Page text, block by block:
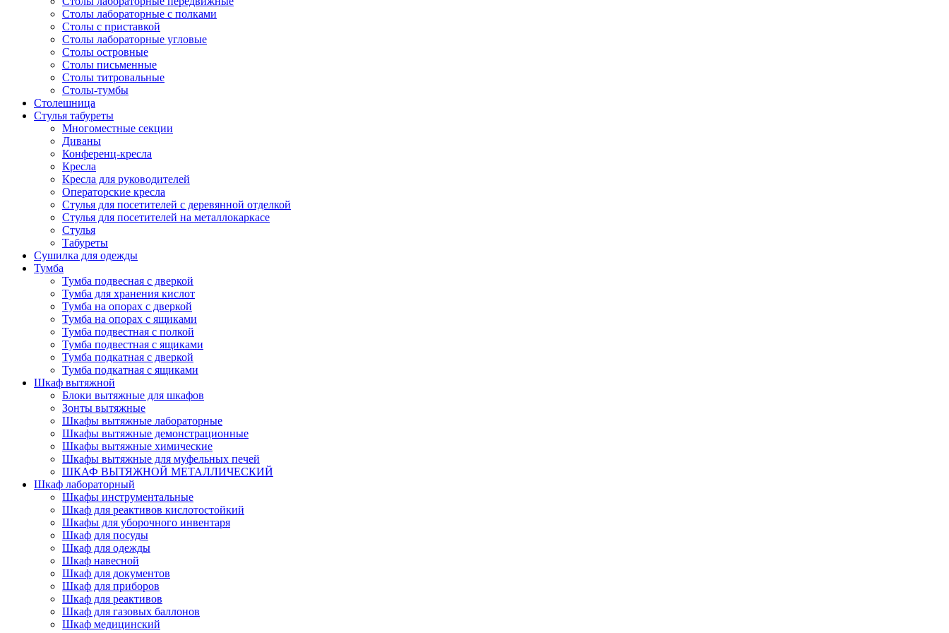
Столы лабораторные с полками
Столы с приставкой
Столы лабораторные угловые
Столы островные
Столы письменные
Столы титровальные
Столы-тумбы
Столешница
Стулья табуреты
Многоместные секции
Диваны
Конференц-кресла
Кресла
Кресла для руководителей
Операторские кресла
Стулья для посетителей с деревянной отделкой
Стулья для посетителей на металлокаркасе
Стулья
Табуреты
Сушилка для одежды
Тумба
Тумба подвесная с дверкой
Тумба для хранения кислот
Тумба на опорах с дверкой
Тумба на опорах с ящиками
Тумба подвестная с полкой
Тумба подвестная с ящиками
Тумба подкатная с дверкой
Тумба подкатная с ящиками
Шкаф вытяжной
Блоки вытяжные для шкафов
Зонты вытяжные
Шкафы вытяжные лабораторные
Шкафы вытяжные демонстрационные
Шкафы вытяжные химические
Шкафы вытяжные для муфельных печей
ШКАФ ВЫТЯЖНОЙ МЕТАЛЛИЧЕСКИЙ
Шкаф лабораторный
Шкафы инструментальные
Шкаф для реактивов кислотостойкий
Шкафы для уборочного инвентаря
Шкаф для посуды
Шкаф для одежды
Шкаф навесной
Шкаф для документов
Шкаф для приборов
Шкаф для реактивов
Шкаф для газовых баллонов
Шкаф медицинский